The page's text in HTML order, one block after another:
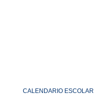
CALENDARIO ESCOLAR